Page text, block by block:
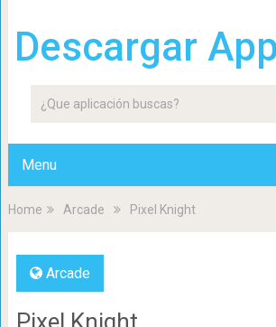
Descargar
Menu
Home Arcade Pixel Knight
Arcade
Pixel Knight